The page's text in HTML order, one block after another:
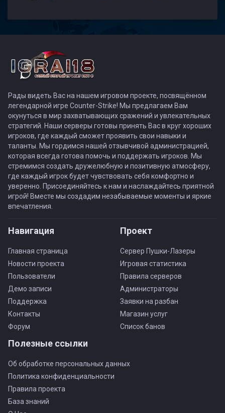
Рады видеть Вас на нашем игровом проекте, посвящённом
легендарной игре Counter-Strike! Мы предлагаем Вам
окунуться в мир захватывающих сражений и увлекательных
стратегий. Наши серверы готовы принять Вас в круг хороших
игроков, где каждый сможет проявить свои навыки и
таланты. Мы гордимся нашей отзывчивой администрацией,
которая всегда готова помочь и поддержать игроков. Мы
стремимся создать дружелюбную и позитивную атмосферу,
где каждый игрок будет чувствовать себя комфортно и
уверенно. Присоединяйтесь к нам и наслаждайтесь приятной
игрой! Вместе мы создадим незабываемые моменты и яркие
впечатления.
Навигация
Главная страница
Новости проекта
Пользователи
Демо записи
Поддержка
Контакты
Форум
Проект
Сервер Пушки-Лазеры
Игровая статистика
Правила серверов
Администраторы
Заявки на разбан
Магазин услуг
Список банов
Полезные ссылки
Об обработке персональных данных
Политика конфиденциальности
Правила проекта
База знаний